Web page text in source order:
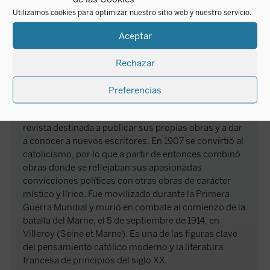
Utilizamos cookies para optimizar nuestro sitio web y nuestro servicio.
Aceptar
Rechazar
Preferencias
Nació el 7 de enero de 1873 en Orléans (Loiret), en el
seno de una familia modesta. En 1894 se trasladó a
París para ampliar sus estudios, y allí recibió las
enseñanzas de Romain Rolland y Henri Bergson, lo
cual le influyó mucho. También en esta época se
asentaron sus convicciones socialistas. Fundó la
librería Bellais, cerca de la Sorbona, pero cuando casi
quebró en el año 1900 se la dejó a sus socios. A
revista destinada a publicar sus propias obras y a dar
a conocer a nuevos escritores. En 1907 se convirtió al
catolicismo, por lo que a partir de entonces combinó
obras donde se reflejaban sus apasionadas
convicciones políticas con otras obras de carácter
místico y lírico. Fue movilizado durante la Primera
Guerra Mundial y murió en combate al comienzo de la
batalla del Marne, el 5 de septiembre de 1914, en
Villeroy (Seine et Marne). Es una de las figuras clave
del pensamiento católico moderno y la literatura
francesa de principios del siglo XX.